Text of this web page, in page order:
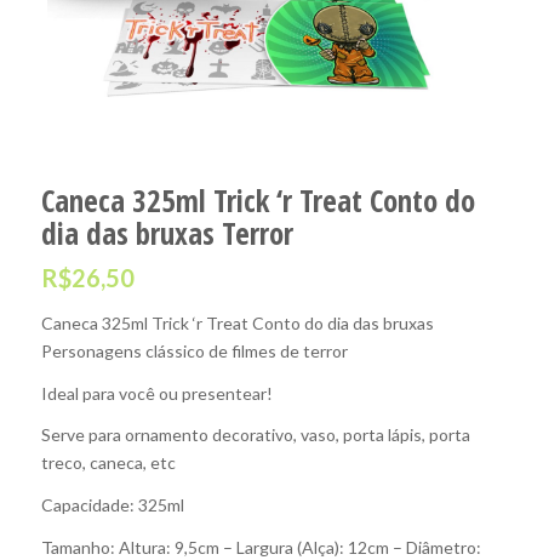
Caneca 325ml Trick ‘r Treat Conto do
dia das bruxas Terror
R$26,50
Caneca 325ml Trick ‘r Treat Conto do dia das bruxas
Personagens clássico de filmes de terror
Ideal para você ou presentear!
Serve para ornamento decorativo, vaso, porta lápis, porta
treco, caneca, etc
Capacidade: 325ml
Tamanho: Altura: 9,5cm – Largura (Alça): 12cm – Diâmetro: